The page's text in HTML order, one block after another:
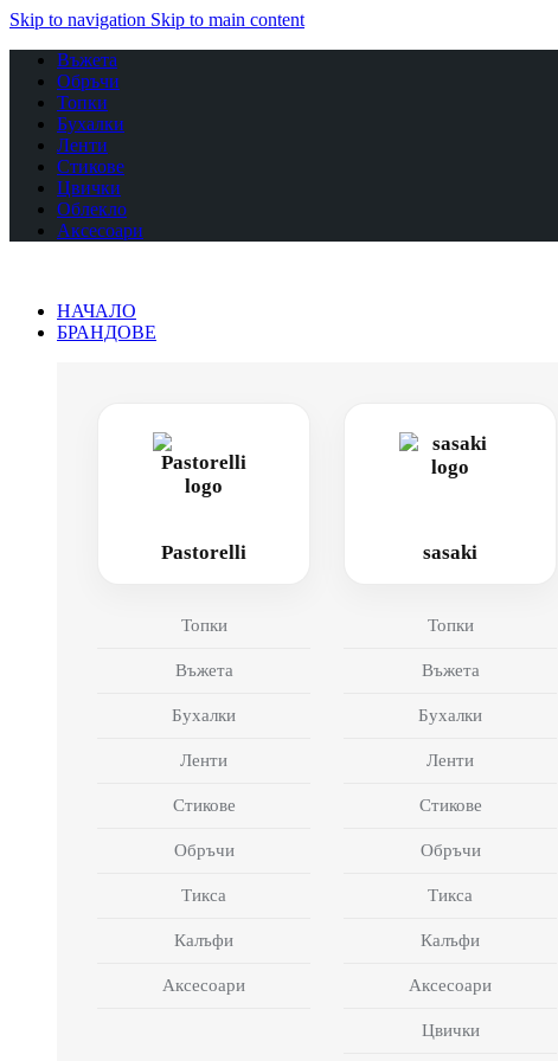
Skip to navigation Skip to main content
Въжета
Обръчи
Топки
Бухалки
Ленти
Стикове
Цвички
Облекло
Аксесоари
НАЧАЛО
БРАНДОВЕ
Pastorelli
Топки
Въжета
Бухалки
Ленти
Стикове
Обръчи
Тикса
Калъфи
Аксесоари
sasaki
Топки
Въжета
Бухалки
Ленти
Стикове
Обръчи
Тикса
Калъфи
Аксесоари
Цвички